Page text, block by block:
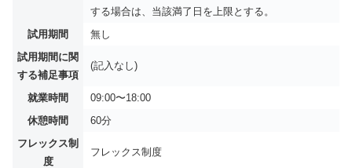
する場合は、当該満了日を上限とする。
試用期間
無し
試用期間に関
する補足事項
(記入なし)
就業時間
09:00〜18:00
休憩時間
60分
フレックス制
度
フレックス制度